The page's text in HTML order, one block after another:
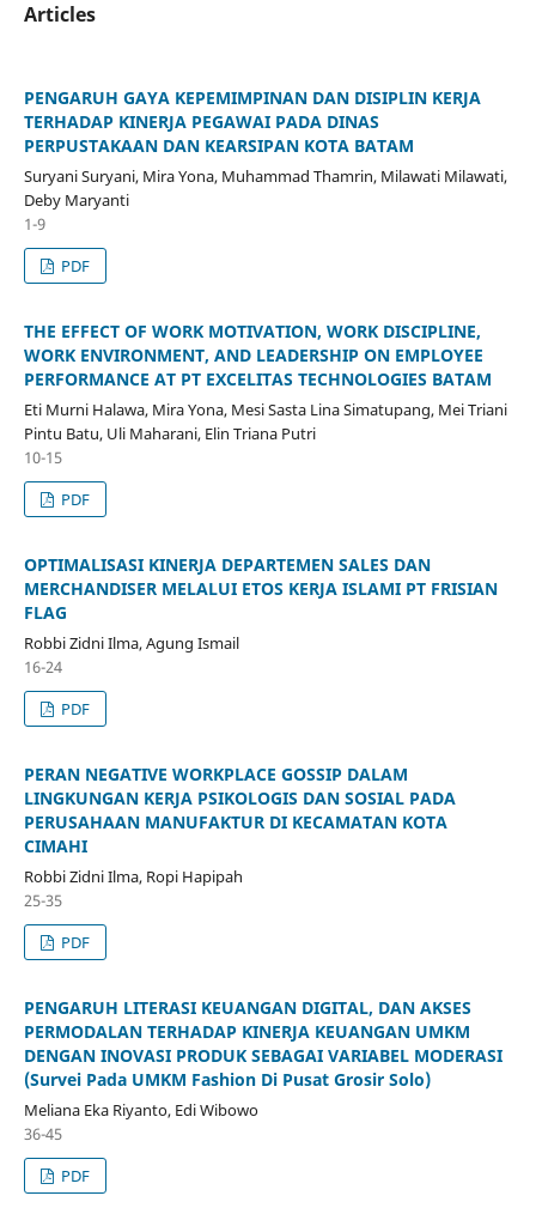
Articles
PENGARUH GAYA KEPEMIMPINAN DAN DISIPLIN KERJA
TERHADAP KINERJA PEGAWAI PADA DINAS
PERPUSTAKAAN DAN KEARSIPAN KOTA BATAM
Suryani Suryani, Mira Yona, Muhammad Thamrin, Milawati Milawati,
Deby Maryanti
1-9
PDF
THE EFFECT OF WORK MOTIVATION, WORK DISCIPLINE,
WORK ENVIRONMENT, AND LEADERSHIP ON EMPLOYEE
PERFORMANCE AT PT EXCELITAS TECHNOLOGIES BATAM
Eti Murni Halawa, Mira Yona, Mesi Sasta Lina Simatupang, Mei Triani
Pintu Batu, Uli Maharani, Elin Triana Putri
10-15
PDF
OPTIMALISASI KINERJA DEPARTEMEN SALES DAN
MERCHANDISER MELALUI ETOS KERJA ISLAMI PT FRISIAN
FLAG
Robbi Zidni Ilma, Agung Ismail
16-24
PDF
PERAN NEGATIVE WORKPLACE GOSSIP DALAM
LINGKUNGAN KERJA PSIKOLOGIS DAN SOSIAL PADA
PERUSAHAAN MANUFAKTUR DI KECAMATAN KOTA
CIMAHI
Robbi Zidni Ilma, Ropi Hapipah
25-35
PDF
PENGARUH LITERASI KEUANGAN DIGITAL, DAN AKSES
PERMODALAN TERHADAP KINERJA KEUANGAN UMKM
DENGAN INOVASI PRODUK SEBAGAI VARIABEL MODERASI
(Survei Pada UMKM Fashion Di Pusat Grosir Solo)
Meliana Eka Riyanto, Edi Wibowo
36-45
PDF